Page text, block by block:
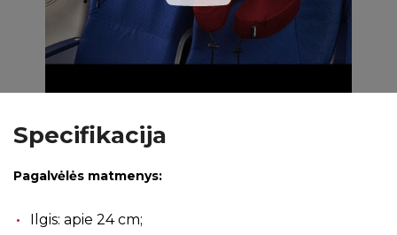
Specifikacija
Pagalvėlės matmenys:
Ilgis: apie 24 cm;